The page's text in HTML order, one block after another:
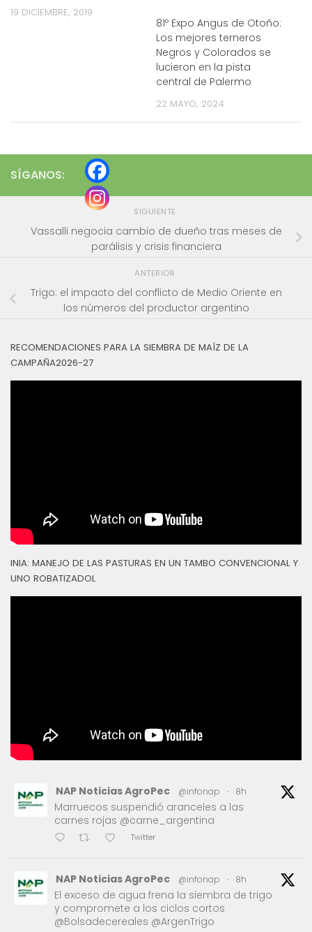
19 DICIEMBRE, 2019
81º Expo Angus de Otoño:
Los mejores terneros
Negros y Colorados se
lucieron en la pista
central de Palermo
22 MAYO, 2024
SÍGANOS:
SIGUIENTE
Vassalli negocia cambio de dueño tras meses de
parálisis y crisis financiera
ANTERIOR
Trigo: el impacto del conflicto de Medio Oriente en
los números del productor argentino
RECOMENDACIONES PARA LA SIEMBRA DE MAÍZ DE LA
CAMPAÑA2026-27
INIA: MANEJO DE LAS PASTURAS EN UN TAMBO CONVENCIONAL Y
UNO ROBATIZADOL
NAP Noticias AgroPec @infonap · 8h
Marruecos suspendió aranceles a las
carnes rojas @carne_argentina
Twitter
NAP Noticias AgroPec @infonap · 8h
El exceso de agua frena la siembra de trigo
y compromete a los ciclos cortos
@Bolsadecereales @ArgenTrigo